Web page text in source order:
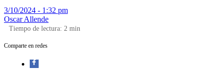
3/10/2024 - 1:32 pm
Oscar Allende
Tiempo de lectura: 2 min
Comparte en redes